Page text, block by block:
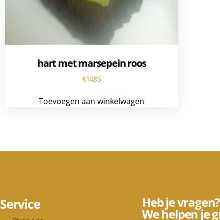
hart met marsepein roos
€14,95
Toevoegen aan winkelwagen
Service Heb je vragen?
We helpen je